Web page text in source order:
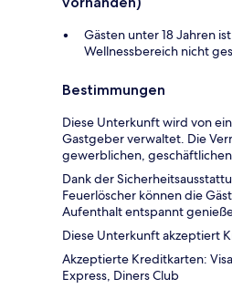
Gästen unter 18 Jahren
Wellnessbereich nicht
Bestimmungen
Diese Unterkunft wird von
Gastgeber verwaltet. Die
gewerblichen,
Dank der
Feuerlöscher können die
Aufenthalt entspannt
Diese Unterkunft akzeptiert
Akzeptierte Kreditkarten:
Express, Diners Club